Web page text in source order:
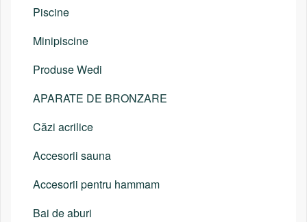
Piscine
Minipiscine
Produse Wedi
APARATE DE BRONZARE
Căzi acrilice
Accesorii sauna
Accesorii pentru hammam
Bai de aburi